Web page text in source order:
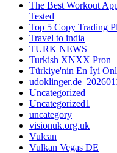
The Best Workout
Tested
Top 5 Copy Trading
Travel to india
TURK NEWS
Turkish XNXX Pron
Türkiye'nin En İyi
Uncategorized
Uncategorized1
uncategory
visionuk.org.uk
Vulcan
Vulkan Vegas DE